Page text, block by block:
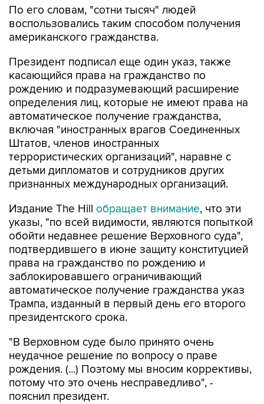
По его словам, "сотни тысяч" людей
воспользовались таким способом получения
американского гражданства.
Президент подписал еще один указ, также
касающийся права на гражданство по
рождению и подразумевающий расширение
определения лиц, которые не имеют права на
автоматическое получение гражданства,
включая "иностранных врагов Соединенных
Штатов, членов иностранных
террористических организаций", наравне с
детьми дипломатов и сотрудников других
признанных международных организаций.
Издание The Hill обращает внимание, что эти
указы, "по всей видимости, являются попыткой
обойти недавнее решение Верховного суда",
подтвердившего в июне защиту конституцией
права на гражданство по рождению и
заблокировавшего ограничивающий
автоматическое получение гражданства указ
Трампа, изданный в первый день его второго
президентского срока.
"В Верховном суде было принято очень
неудачное решение по вопросу о праве
рождения. (...) Поэтому мы вносим коррективы,
потому что это очень несправедливо", -
пояснил президент.